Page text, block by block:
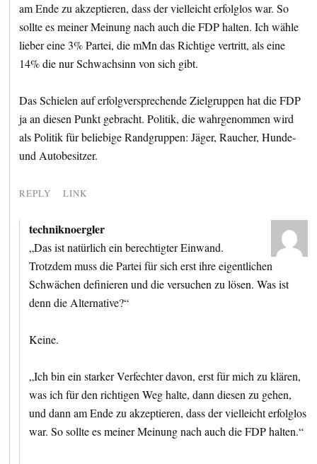
am Ende zu akzeptieren, dass der vielleicht erfolglos war. So
sollte es meiner Meinung nach auch die FDP halten. Ich wähle
lieber eine 3% Partei, die mMn das Richtige vertritt, als eine
14% die nur Schwachsinn von sich gibt.
Das Schielen auf erfolgversprechende Zielgruppen hat die FDP
ja an diesen Punkt gebracht. Politik, die wahrgenommen wird
als Politik für beliebige Randgruppen: Jäger, Raucher, Hunde-
und Autobesitzer.
REPLY LINK
techniknoergler
„Das ist natürlich ein berechtigter Einwand.
Trotzdem muss die Partei für sich erst ihre eigentlichen
Schwächen definieren und die versuchen zu lösen. Was ist
denn die Alternative?“
Keine.
„Ich bin ein starker Verfechter davon, erst für mich zu klären,
was ich für den richtigen Weg halte, dann diesen zu gehen,
und dann am Ende zu akzeptieren, dass der vielleicht erfolglos
war. So sollte es meiner Meinung nach auch die FDP halten.“